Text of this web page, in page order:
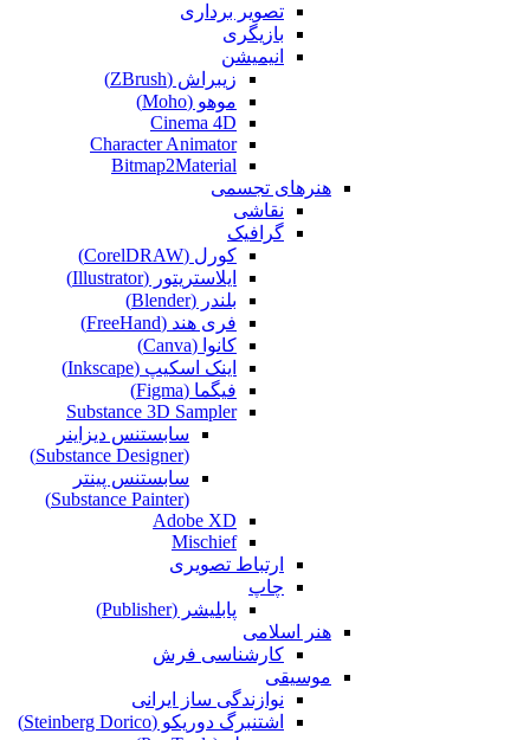
تصویر برداری
بازیگری
انیمیشن
زیبراش (ZBrush)
موهو (Moho)
Cinema 4D
Character Animator
Bitmap2Material
هنرهای تجسمی
نقاشی‌
گرافیک
کورل (CorelDRAW)
ایلاستریتور (Illustrator)
بلندر (Blender)
فری هند (FreeHand)
کانوا (Canva)
اینک اسکیپ (Inkscape)
فیگما (Figma‎)
Substance 3D Sampler
سابستنس دیزاینر
(Substance Designer)
سابستنس پینتر
(Substance Painter)
Adobe XD
Mischief
ارتباط تصویری
چاپ
پابلیشر (Publisher)
هنر اسلامی
کارشناسی فرش
موسیقی
نوازندگی ساز ایرانی
اشتنبرگ دوریکو (Steinberg Dorico)